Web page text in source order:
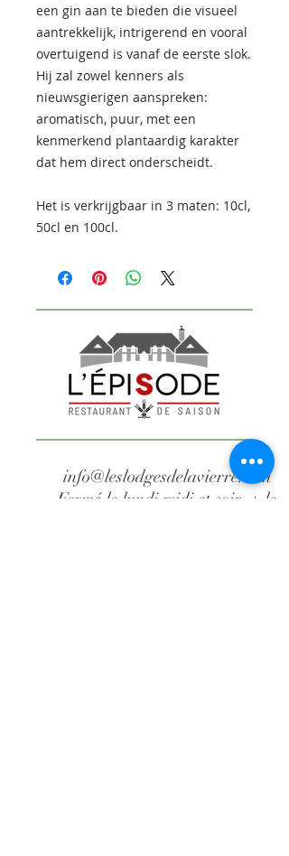
een gin aan te bieden die visueel
aantrekkelijk, intrigerend en vooral
overtuigend is vanaf de eerste slok.
Hij zal zowel kenners als
nieuwsgierigen aanspreken:
aromatisch, puur, met een
kenmerkend plantaardig karakter
dat hem direct onderscheidt.
Het is verkrijgbaar in 3 maten: 10cl,
50cl en 100cl.
info@leslodgesdelavierre.com
Fermé le lundi midi et soir + le